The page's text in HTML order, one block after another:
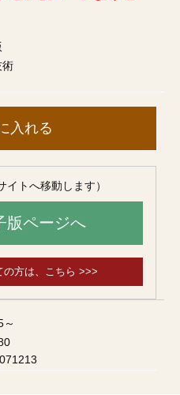
術
入れる
トへ移動します）
版ページへ
の方は、こちら >>>